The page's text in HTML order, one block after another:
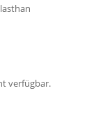
verfügbar.